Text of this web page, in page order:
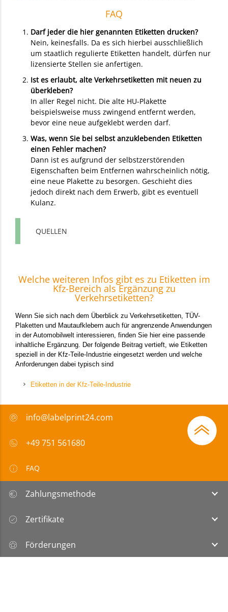
FAQ
Darf jeder die hier genannten Etiketten drucken?
Nein, keinesfalls. Da es sich hierbei ausschließlich
um staatlich regulierte Etiketten handelt, dürfen nur
lizensierte Stellen sie anfertigen.
Ist es erlaubt, alte Verkehrsetiketten mit neuen zu
überkleben?
In aller Regel nicht. Die alte HU-Plakette
beispielsweise muss zwingend entfernt werden,
bevor eine neue aufgeklebt werden darf.
Was, wenn Sie bei selbst anzuklebenden Etiketten
einen Fehler machen?
Dann ist es aufgrund der selbstzerstörenden
Eigenschaften beim Entfernen wahrscheinlich nötig,
eine neue Plakette zu besorgen. Geschieht dies
jedoch direkt nach dem Erwerb, gibt es eventuell
Kulanz.
QUELLEN
Welche weiteren Infos gibt es zu Etiketten im
Kfz-Bereich als Ergänzung zu
Verkehrsetiketten?
Wenn Sie sich nach dem Überblick zu Verkehrsetiketten, TÜV-
Plaketten und Mautaufklebern auch für angrenzende Anwendungen
in der Automobilwelt interessieren, finden Sie hier eine passende
inhaltliche Ergänzung. Der folgende Beitrag vertieft, wie Etiketten
speziell in der Kfz-Teile-Industrie eingesetzt werden und welche
Anforderungen dabei typisch sind
Etiketten in der Kfz-Teile-Industrie
info@labelprint24.com
+49 751 561680
FAQ
Zahlungsmethode
Zertifikate
Förderungen